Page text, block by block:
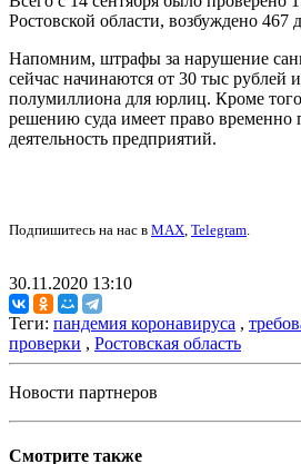
Ростовской области, возбуждено 467
Напомним, штрафы за нарушение
сейчас начинаются от 30 тыс рублей
полумиллиона для юрлиц. Кроме
решению суда имеет право временно
деятельность предприятий.
Подпишитесь на нас в MAX, Telegram.
30.11.2020 13:10
Теги: пандемия коронавируса ,
проверки , Ростовская область
Новости партнеров
Смотрите также